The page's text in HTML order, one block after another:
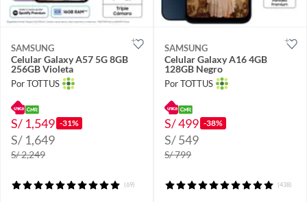
SAMSUNG
Celular Galaxy A57 5G 8GB
256GB Violeta
Por TOTTUS
S/ 1,549 -31%
S/ 1,649
S/ 2,249
(69)
SAMSUNG
Celular Galaxy A16 4GB
128GB Negro
Por TOTTUS
S/ 499 -38%
S/ 549
S/ 799
(438)